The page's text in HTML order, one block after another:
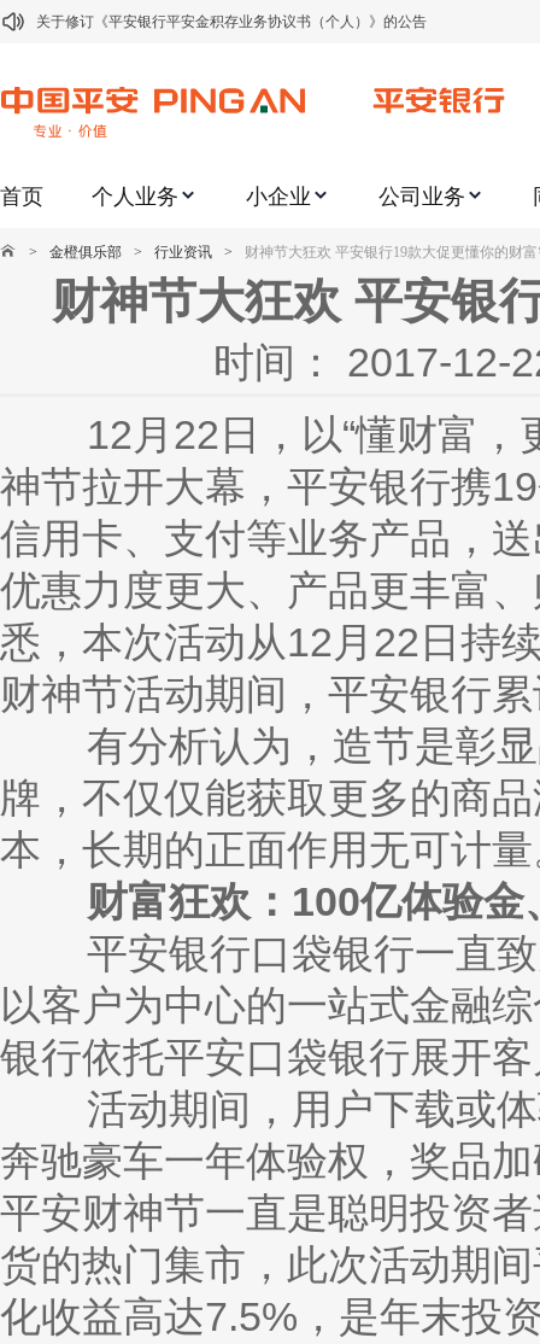
关于修订《平安银行平安金积存业务协议书（个人）》的公告
关于2021年劳动节期间代理贵金属业务风险提示的通知
关于加强代理贵金属业务风险防范的提示
关于进一步加强代理贵金属业务风险防范的提示
关于加强代理贵金属业务风险防范的提示
关于平安银行电子版信用卡更名为平安银行数字信用卡的公告
首页 个人业务 小企业 公司业务
> 金橙俱乐部 > 行业资讯 > 财神节大狂欢 平安银行19款大促更懂你的财
财神节大狂欢 平安银
时间： 2017-12-
12月 22日，以“懂财富，
神节拉开大幕，平安银行携
信用卡、支付等业务产品，
优惠力度更大、产品更丰富
悉，本次活动从12月22日持
财神节活动期间，平安银行
有分析认为，造节是彰显
牌，不仅仅能获取更多的商
本，长期的正面作用无可计
财富狂欢： 100亿体验金
平安银行口袋银行一直致
以客户为中心的一站式金融
银行依托平安口袋银行展开
活动期间，用户下载或体
奔驰豪车一年体验权，奖品
平安财神节一直是聪明投资
货的热门集市，此次活动期
化收益高达7.5%，是年末投